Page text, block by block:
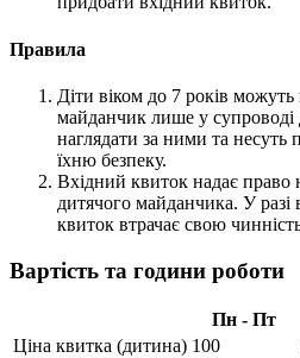
Правила
Діти віком до 7 років можуть
майданчик лише у супроводі
наглядати за ними та несуть
їхню безпеку.
Вхідний квиток надає право
дитячого майданчика. У разі
квиток втрачає свою
Вартість та години роботи
Пн - Пт
Ціна квитка (дитина) 100